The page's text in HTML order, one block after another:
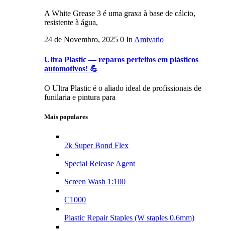
A White Grease 3 é uma graxa à base de cálcio,
resistente à água,
24 de Novembro, 2025 0 In Amivatio
Ultra Plastic — reparos perfeitos em plásticos
automotivos! 💪
O Ultra Plastic é o aliado ideal de profissionais de
funilaria e pintura para
Mais populares
2k Super Bond Flex
Special Release Agent
Screen Wash 1:100
C1000
Plastic Repair Staples (W staples 0.6mm)